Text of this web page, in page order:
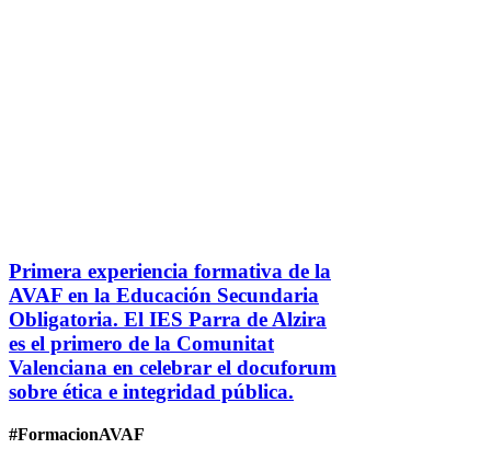
Primera experiencia formativa de la
AVAF en la Educación Secundaria
Obligatoria. El IES Parra de Alzira
es el primero de la Comunitat
Valenciana en celebrar el docuforum
sobre ética e integridad pública.
#FormacionAVAF